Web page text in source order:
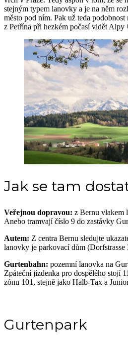
stejným typem lanovky a je na něm
město pod ním. Pak už teda
z Petřína při hezkém počasí vidět Alpy
Jak se tam
Veřejnou dopravou: z Bernu vlakem
Anebo tramvají číslo 9 do zastávky
Autem: Z centra Bernu sledujte
lanovky je parkovací dům
Gurtenbahn: pozemní lanovka na
Zpáteční jízdenka pro dospělého stojí
zónu 101, stejně jako Halb-Tax a
Gurtenpark